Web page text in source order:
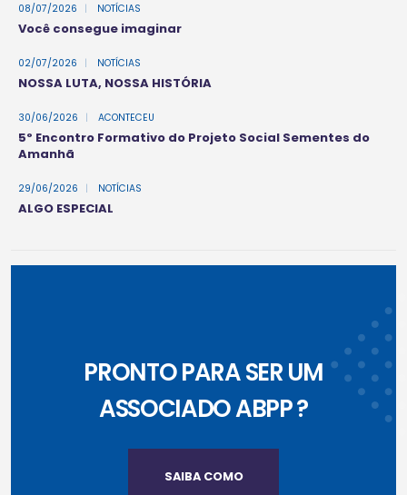
08/07/2026 | NOTÍCIAS
Você consegue imaginar
02/07/2026 | NOTÍCIAS
NOSSA LUTA, NOSSA HISTÓRIA
30/06/2026 | ACONTECEU
5º Encontro Formativo do Projeto Social Sementes do
Amanhã
29/06/2026 | NOTÍCIAS
ALGO ESPECIAL
PRONTO PARA SER UM
ASSOCIADO ABPP ?
SAIBA COMO